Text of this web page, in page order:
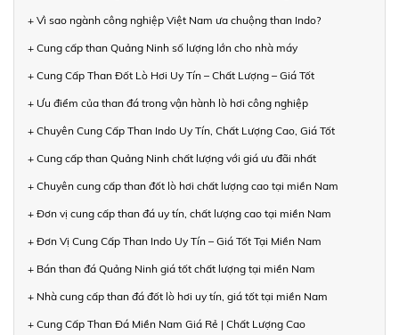
+ Vì sao ngành công nghiệp Việt Nam ưa chuộng than Indo?
+ Cung cấp than Quảng Ninh số lượng lớn cho nhà máy
+ Cung Cấp Than Đốt Lò Hơi Uy Tín – Chất Lượng – Giá Tốt
+ Ưu điểm của than đá trong vận hành lò hơi công nghiệp
+ Chuyên Cung Cấp Than Indo Uy Tín, Chất Lượng Cao, Giá Tốt
+ Cung cấp than Quảng Ninh chất lượng với giá ưu đãi nhất
+ Chuyên cung cấp than đốt lò hơi chất lượng cao tại miền Nam
+ Đơn vị cung cấp than đá uy tín, chất lượng cao tại miền Nam
+ Đơn Vị Cung Cấp Than Indo Uy Tín – Giá Tốt Tại Miền Nam
+ Bán than đá Quảng Ninh giá tốt chất lượng tại miền Nam
+ Nhà cung cấp than đá đốt lò hơi uy tín, giá tốt tại miền Nam
+ Cung Cấp Than Đá Miền Nam Giá Rẻ | Chất Lượng Cao